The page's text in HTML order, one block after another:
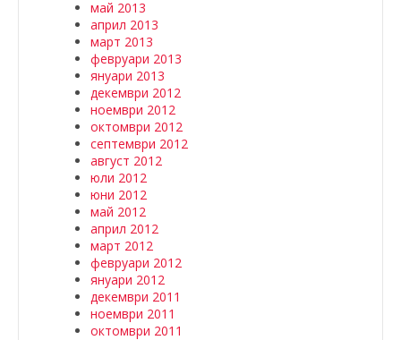
май 2013
април 2013
март 2013
февруари 2013
януари 2013
декември 2012
ноември 2012
октомври 2012
септември 2012
август 2012
юли 2012
юни 2012
май 2012
април 2012
март 2012
февруари 2012
януари 2012
декември 2011
ноември 2011
октомври 2011